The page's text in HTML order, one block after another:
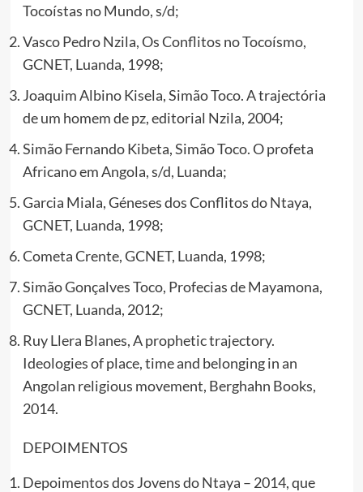
Tocoístas no Mundo, s/d;
Vasco Pedro Nzila, Os Conflitos no Tocoísmo,
GCNET, Luanda, 1998;
Joaquim Albino Kisela, Simão Toco. A trajectória
de um homem de pz, editorial Nzila, 2004;
Simão Fernando Kibeta, Simão Toco. O profeta
Africano em Angola, s/d, Luanda;
Garcia Miala, Géneses dos Conflitos do Ntaya,
GCNET, Luanda, 1998;
Cometa Crente, GCNET, Luanda, 1998;
Simão Gonçalves Toco, Profecias de Mayamona,
GCNET, Luanda, 2012;
Ruy Llera Blanes, A prophetic trajectory.
Ideologies of place, time and belonging in an
Angolan religious movement, Berghahn Books,
2014.
DEPOIMENTOS
Depoimentos dos Jovens do Ntaya – 2014, que